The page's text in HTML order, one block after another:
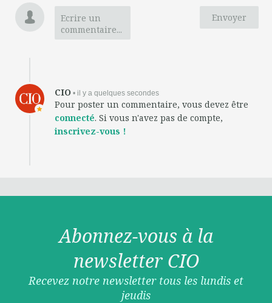
Envoyer
Ecrire un
commentaire...
CIO • il y a quelques secondes
Pour poster un commentaire, vous devez être
connecté. Si vous n'avez pas de compte,
inscrivez-vous !
Abonnez-vous à la
newsletter CIO
Recevez notre newsletter tous les lundis et
jeudis